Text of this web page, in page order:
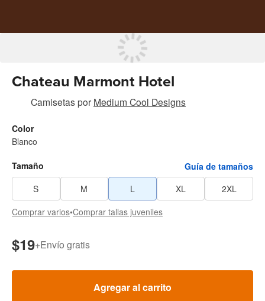
Chateau Marmont Hotel
Camisetaspor Medium Cool Designs
Color
Blanco
Tamaño
Guía de tamaños
S
M L XL
2XL
Comprar varios•Comprar tallas juveniles
$19+Envío gratis
Agregar al carrito